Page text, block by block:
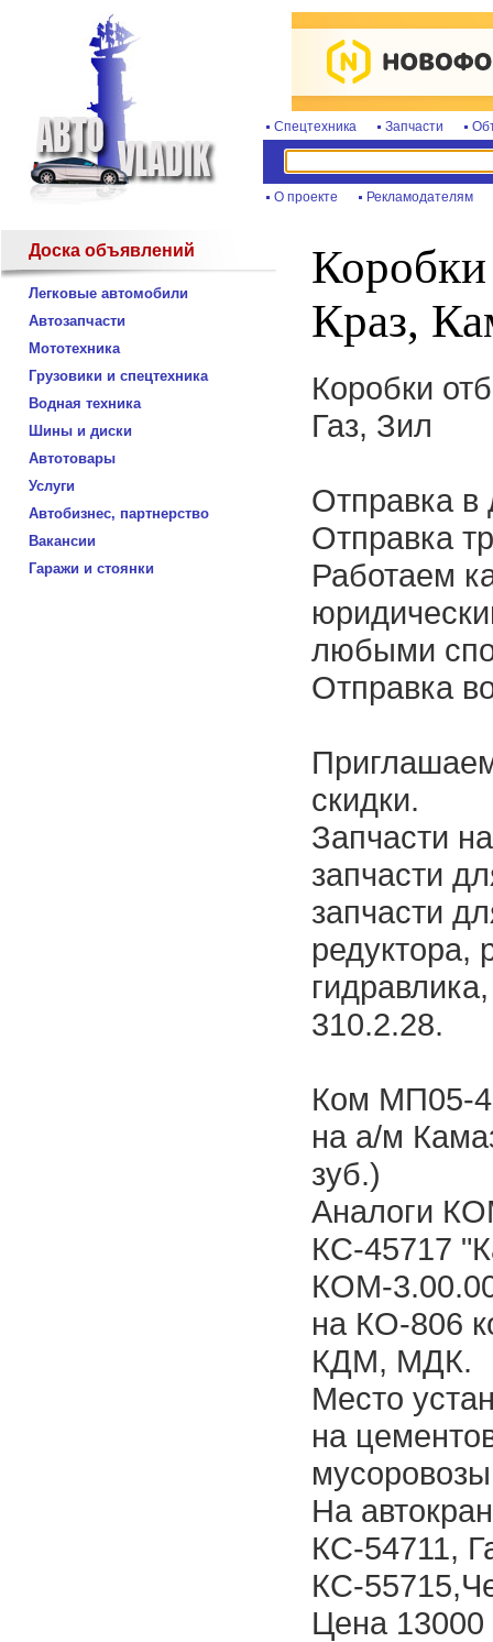
Спецтехника Запчасти
О проекте Рекламодателям
Доска объявлений
Легковые автомобили
Автозапчасти
Мототехника
Грузовики и спецтехника
Водная техника
Шины и диски
Автотовары
Услуги
Автобизнес, партнерство
Вакансии
Гаражи и стоянки
Краз,
Коробки
Газ, Зил
Отправка в
Отправка
Работаем
любыми
Отправка
скидки.
Запчасти
запчасти
запчасти
редуктора,
310.2.28.
Ком МП05-
на а/м
зуб.)
Аналоги
КС-45717
КОМ-
на КО-806
КДМ, МДК.
Место
на
На
КС-54711,
КС-
Цена 13000